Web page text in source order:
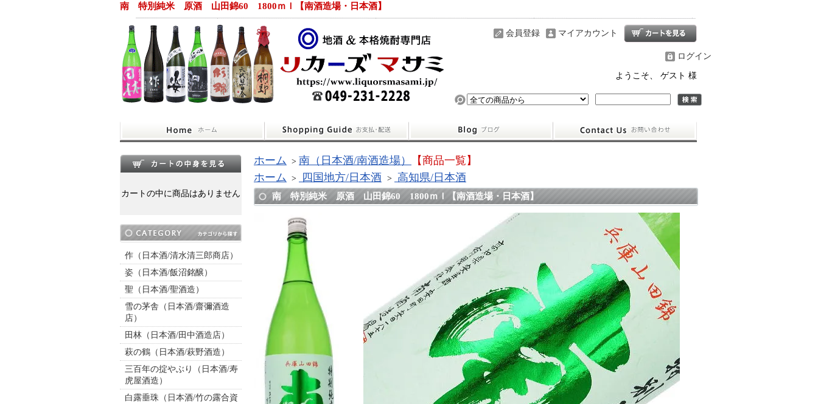
南 特別純米 原酒 山田錦60 1800ｍｌ【南酒造場・日本酒】
マイアカウント
会員登録
ログイン
ようこそ、 ゲスト 様
カートの中に商品はありません
作（日本酒/清水清三郎商店）
姿（日本酒/飯沼銘醸）
聖（日本酒/聖酒造）
雪の茅舎（日本酒/齋彌酒造
店）
田林（日本酒/田中酒造店）
萩の鶴（日本酒/萩野酒造）
三百年の掟やぶり（日本酒/寿
虎屋酒造）
白露垂珠（日本酒/竹の露合資
ホーム > 南（日本酒/南酒造場）
【商品一覧】
ホーム > 四国地方/日本酒 > 高知県/日本酒
南 特別純米 原酒 山田錦60 1800ｍｌ【南酒造場・日本酒】